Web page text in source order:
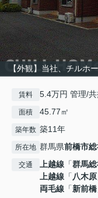
【外観】当社、チルホ
賃料 5.4万円 管理/
面積 45.77㎡
築年数 築11年
所在地 群馬県前橋市
交通 上越線 「群馬
上越線 「八木原
両毛線 「新前橋